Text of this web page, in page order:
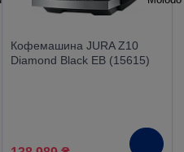
Кофемашина JURA Z10
Diamond Black EB (15615)